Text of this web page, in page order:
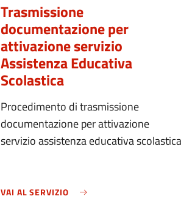
Trasmissione
documentazione per
attivazione servizio
Assistenza Educativa
Scolastica
Procedimento di trasmissione
documentazione per attivazione
servizio assistenza educativa scolastica
VAI AL SERVIZIO